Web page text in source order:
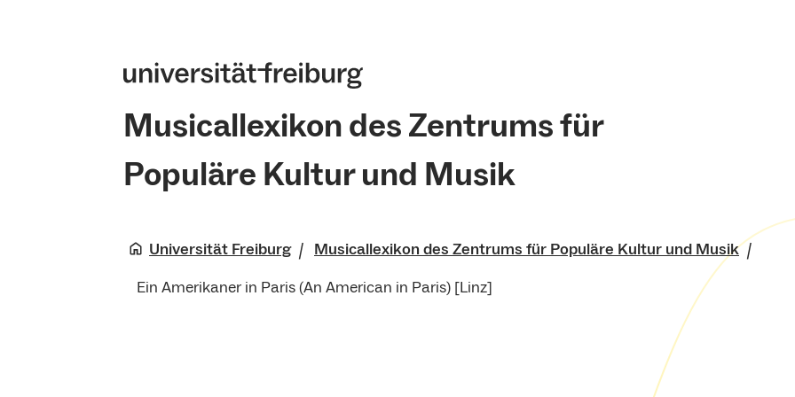
Musicallexikon des Zentrums für
Populäre Kultur und Musik
Universität Freiburg
Musicallexikon des Zentrums für Populäre Kultur und Musik
Ein Amerikaner in Paris (An American in Paris) [Linz]